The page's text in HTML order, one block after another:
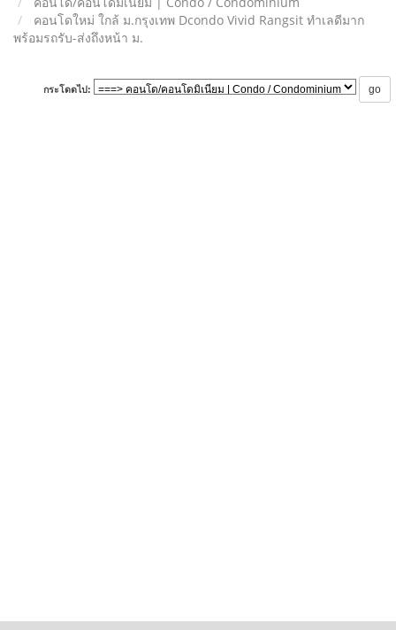
คอนโดใหม่ ใกล้ ม.กรุงเทพ Dcondo Vivid Rangsit ทำเลดีมาก
พร้อมรถรับ-ส่งถึงหน้า ม.
กระโดดไป: